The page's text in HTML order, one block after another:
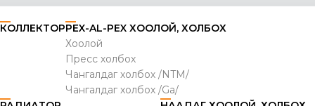
КОЛЛЕКТОРPEX-AL-PEX ХООЛОЙ, ХОЛБОХ
Хоолой
Пресс холбох
Чангалдаг холбох /NTM/
Чангалдаг холбох /Ga/